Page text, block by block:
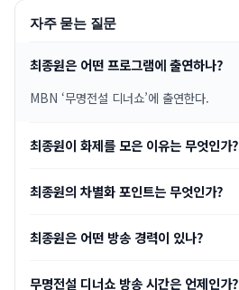
자주 묻는 질문
최종원은 어떤 프로그램에 출연하나?
MBN ‘무명전설 디너쇼’에 출연한다.
최종원이 화제를 모은 이유는 무엇인가?
최종원의 차별화 포인트는 무엇인가?
최종원은 어떤 방송 경력이 있나?
무명전설 디너쇼 방송 시간은 언제인가?